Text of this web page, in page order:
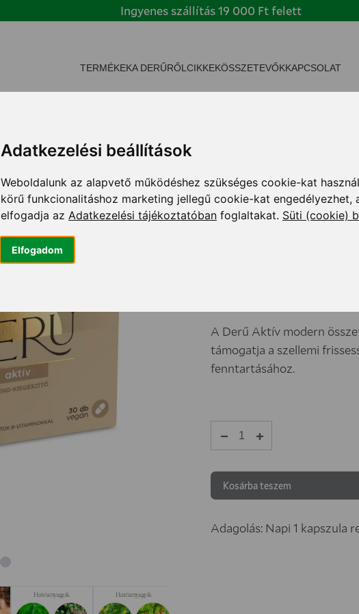
Adatkezelési beállítások
Weboldalunk az alapvető működéshez szükséges cookie-kat
körű funkcionalitáshoz marketing jellegű cookie-kat engedélyezhet,
elfogadja az Adatkezelési tájékoztatóban foglaltakat. Süti (cookie)
Elfogadom
Ingyenes szállítás 19 000 Ft felett
TERMÉKEKA DERŰRŐL CIKKEKÖSSZETEVŐKKAPCSOLAT
Derű Aktív
Az érzelmi egyensúly
A Derű Aktív modern
támogatja a szellemi
fenntartásához.
Derű
mennyiség
− +
Kosárba teszem
Adagolás: Napi 1 kapszula